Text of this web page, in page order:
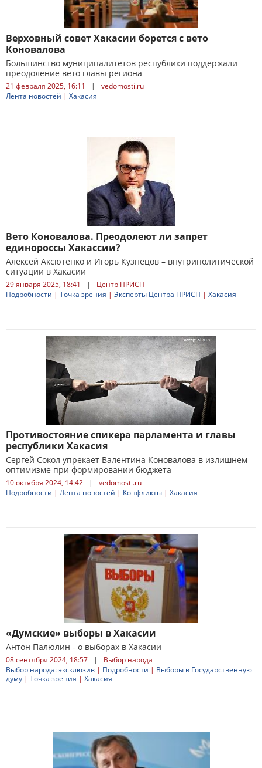
Верховный совет Хакасии борется с вето
Коновалова
Большинство муниципалитетов республики поддержали
преодоление вето главы региона
21 февраля 2025, 16:11 |
vedomosti.ru
Лента новостей | Хакасия
Вето Коновалова. Преодолеют ли запрет
единороссы Хакассии?
Алексей Аксютенко и Игорь Кузнецов – внутриполитической
ситуации в Хакасии
29 января 2025, 18:41 |
Центр ПРИСП
Подробности | Точка зрения | Эксперты Центра ПРИСП | Хакасия
Противостояние спикера парламента и главы
республики Хакасия
Сергей Сокол упрекает Валентина Коновалова в излишнем
оптимизме при формировании бюджета
10 октября 2024, 14:42 |
vedomosti.ru
Подробности | Лента новостей | Конфликты | Хакасия
«Думские» выборы в Хакасии
Антон Палюлин - о выборах в Хакасии
08 сентября 2024, 18:57 |
Выбор народа
Выбор народа: эксклюзив | Подробности | Выборы в Государственную
думу | Точка зрения | Хакасия